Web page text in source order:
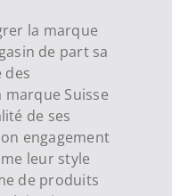
la marque
de part sa
des
Suisse
de ses
engagement
leur style
de produits